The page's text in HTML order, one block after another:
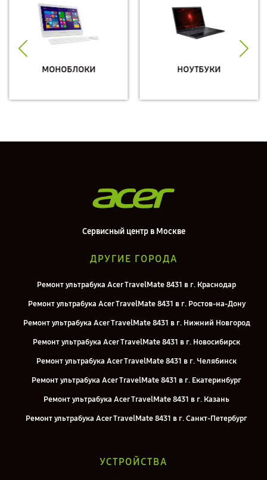
МОНОБЛОКИ НОУТБУКИ
Сервисный центр в Москве
ДРУГИЕ ГОРОДА
Ремонт ультрабука Acer TravelMate 8431 в г. Краснодар
Ремонт ультрабука Acer TravelMate 8431 в г. Ростов-на-Дону
Ремонт ультрабука Acer TravelMate 8431 в г. Нижний Новгород
Ремонт ультрабука Acer TravelMate 8431 в г. Новосибирск
Ремонт ультрабука Acer TravelMate 8431 в г. Челябинск
Ремонт ультрабука Acer TravelMate 8431 в г. Екатеринбург
Ремонт ультрабука Acer TravelMate 8431 в г. Казань
Ремонт ультрабука Acer TravelMate 8431 в г. Санкт-Петербург
УСТРОЙСТВА